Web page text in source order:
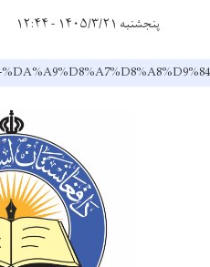
پنجشنبه ۱۴۰۵/۳/۲۱ - ۱۲:۴۴